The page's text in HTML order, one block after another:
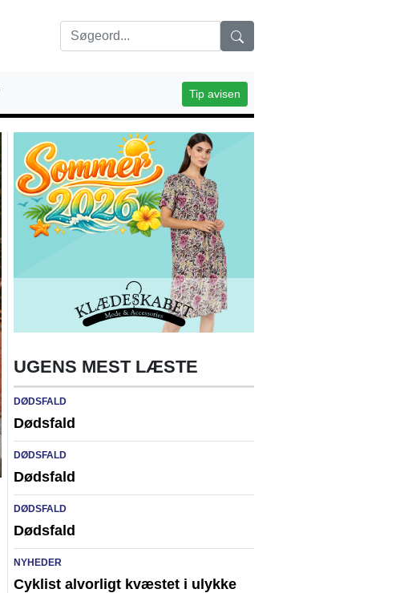
Tip avisen
UGENS MEST LÆSTE
DØDSFALD
Dødsfald
DØDSFALD
Dødsfald
DØDSFALD
Dødsfald
NYHEDER
Cyklist alvorligt kvæstet i ulykke